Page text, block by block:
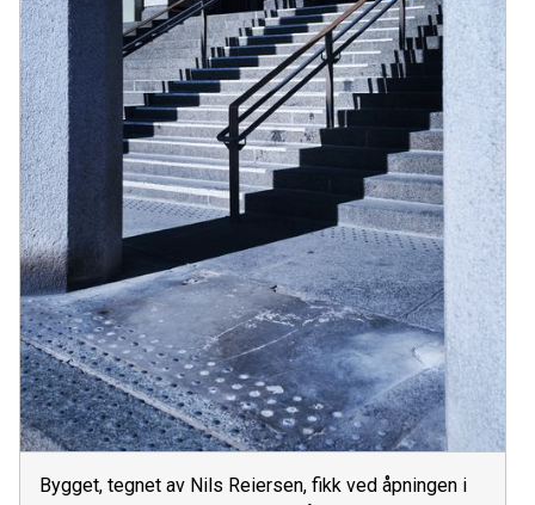
Bygget, tegnet av Nils Reiersen, fikk ved åpningen i